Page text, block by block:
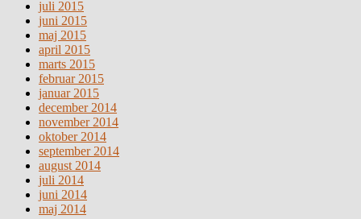
juli 2015
juni 2015
maj 2015
april 2015
marts 2015
februar 2015
januar 2015
december 2014
november 2014
oktober 2014
september 2014
august 2014
juli 2014
juni 2014
maj 2014